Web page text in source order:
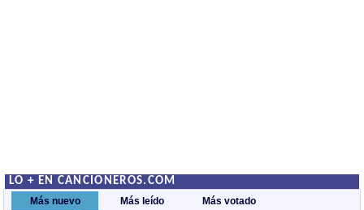
LO + EN CANCIONEROS.COM
Más nuevo Más leído Más votado